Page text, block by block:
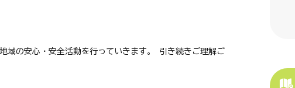
域の安心・安全活動を行っていきます。 引き続きご理解ご